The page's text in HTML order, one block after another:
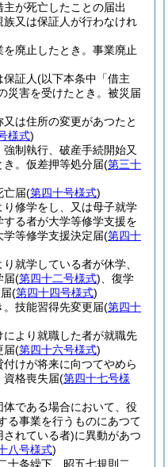
主が死亡したことの届出
又は保証人が行わなけれ
廃止したとき。 事業廃止
証人(以下本条中「借主
災害を受けたとき。 被災届
は住所の変更があつたと
様式)
制執行、破産手続開始又
。 仮差押等処分届(第三十
亡届(第四十号様式)
修学をし、又は母子就学
る者が大学等修学支援を
学等修学支援決定届(第四十
就学している者が休学、
届(第四十二号様式) 、復学
(第四十四号様式)
技能習得先変更届(第四十
より就職した者が就職先
届(第四十六号様式)
けが将来に向つてやめら
資格喪失届(第四十七号様
である場合において、役
る事業を行うものにあつて
されている者)に異動があつ
八号様式)
十条繰下、昭五七規則二